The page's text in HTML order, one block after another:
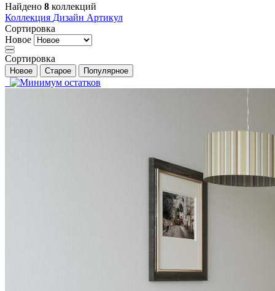
Найдено 8 коллекций
Коллекция Дизайн Артикул
Сортировка
Новое
Сортировка
Новое Старое Популярное